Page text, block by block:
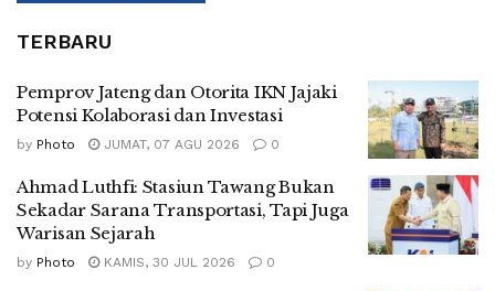
TERBARU
Pemprov Jateng dan Otorita IKN Jajaki
Potensi Kolaborasi dan Investasi
by Photo JUMAT, 07 AGU 2026 0
Ahmad Luthfi: Stasiun Tawang Bukan
Sekadar Sarana Transportasi, Tapi Juga
Warisan Sejarah
by Photo KAMIS, 30 JUL 2026 0